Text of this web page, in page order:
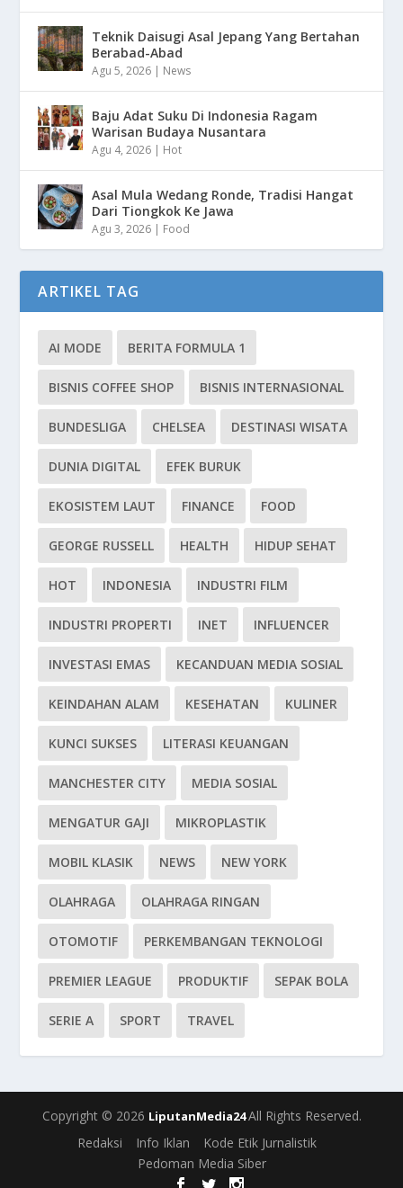
Teknik Daisugi Asal Jepang Yang Bertahan
Berabad-Abad
Agu 5, 2026 | News
Baju Adat Suku Di Indonesia Ragam
Warisan Budaya Nusantara
Agu 4, 2026 | Hot
Asal Mula Wedang Ronde, Tradisi Hangat
Dari Tiongkok Ke Jawa
Agu 3, 2026 | Food
ARTIKEL TAG
AI MODE BERITA FORMULA 1
BISNIS COFFEE SHOP BISNIS INTERNASIONAL
BUNDESLIGA CHELSEA DESTINASI WISATA
DUNIA DIGITAL EFEK BURUK
EKOSISTEM LAUT FINANCE FOOD
GEORGE RUSSELL HEALTH HIDUP SEHAT
HOT INDONESIA INDUSTRI FILM
INDUSTRI PROPERTI INET INFLUENCER
INVESTASI EMAS KECANDUAN MEDIA SOSIAL
KEINDAHAN ALAM KESEHATAN KULINER
KUNCI SUKSES LITERASI KEUANGAN
MANCHESTER CITY MEDIA SOSIAL
MENGATUR GAJI MIKROPLASTIK
MOBIL KLASIK NEWS NEW YORK
OLAHRAGA OLAHRAGA RINGAN
OTOMOTIF PERKEMBANGAN TEKNOLOGI
PREMIER LEAGUE PRODUKTIF SEPAK BOLA
SERIE A SPORT TRAVEL
Copyright © 2026 LiputanMedia24All Rights Reserved.
Redaksi
Info Iklan
Kode Etik Jurnalistik
Pedoman Media Siber